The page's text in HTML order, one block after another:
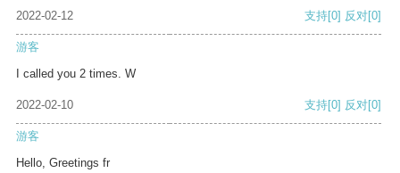
2022-02-12 支持[0] 反对[0]
游客
I called you 2 times. W
2022-02-10 支持[0] 反对[0]
游客
Hello, Greetings fr